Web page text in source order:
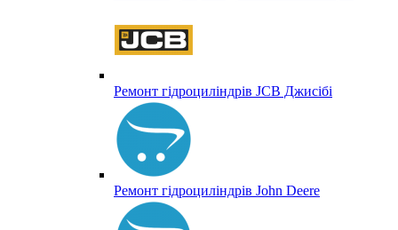
Ремонт гідроциліндрів JCB Джисібі
Ремонт гідроциліндрів John Deere